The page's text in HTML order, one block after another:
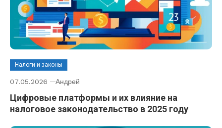
Налоги и законы
07.05.2026 Андрей
Цифровые платформы и их влияние на
налоговое законодательство в 2025 году